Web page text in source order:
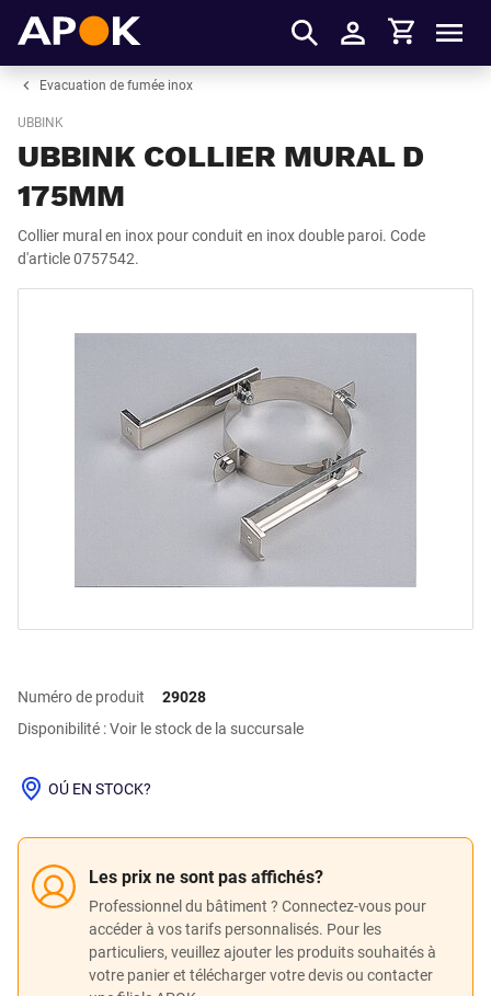
S'identifier
Panier
Evacuation de fumée inox
UBBINK
UBBINK COLLIER MURAL D
175MM
Collier mural en inox pour conduit en inox double paroi. Code
d'article 0757542.
Numéro de produit
29028
Disponibilité : Voir le stock de la succursale
Les prix ne sont pas affichés?
Professionnel du bâtiment ? Connectez-vous pour
accéder à vos tarifs personnalisés. Pour les
particuliers, veuillez ajouter les produits souhaités à
votre panier et télécharger votre devis ou contacter
OÚ EN STOCK?